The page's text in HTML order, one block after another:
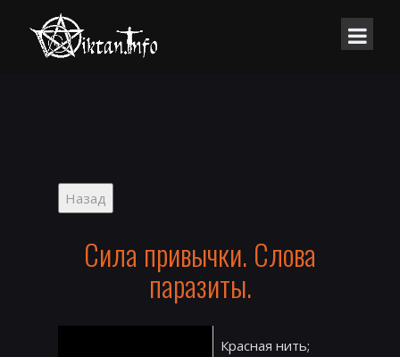
Сила привычки. Слова
паразиты.
Красная нить;